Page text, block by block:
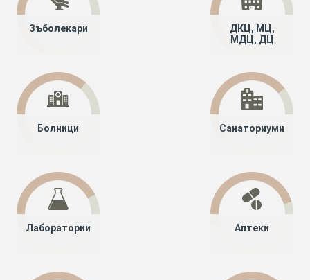
Зъболекари
ДКЦ, МЦ,
МДЦ, ДЦ
Болници Санаториуми
Лаборатории Аптеки